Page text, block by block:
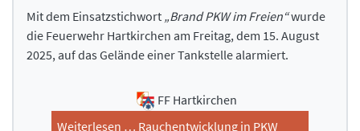
Mit dem Einsatzstichwort „Brand PKW im Freien“wurde
die Feuerwehr Hartkirchen am Freitag, dem 15. August
2025, auf das Gelände einer Tankstelle alarmiert.
FF Hartkirchen
Weiterlesen … Rauchentwicklung in PKW